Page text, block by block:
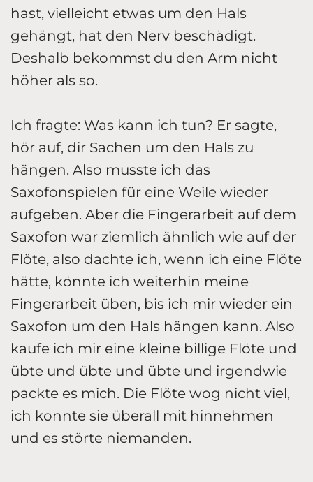
hast, vielleicht etwas um den Hals
gehängt, hat den Nerv beschädigt.
Deshalb bekommst du den Arm nicht
höher als so.
Ich fragte: Was kann ich tun? Er sagte,
hör auf, dir Sachen um den Hals zu
hängen. Also musste ich das
Saxofonspielen für eine Weile wieder
aufgeben. Aber die Fingerarbeit auf dem
Saxofon war ziemlich ähnlich wie auf der
Flöte, also dachte ich, wenn ich eine Flöte
hätte, könnte ich weiterhin meine
Fingerarbeit üben, bis ich mir wieder ein
Saxofon um den Hals hängen kann. Also
kaufe ich mir eine kleine billige Flöte und
übte und übte und übte und irgendwie
packte es mich. Die Flöte wog nicht viel,
ich konnte sie überall mit hinnehmen
und es störte niemanden.